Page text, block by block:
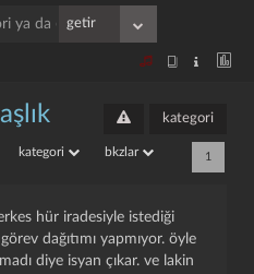
kategori
kategori bkzlar 1
hür iradesiyle istediği
dağıtımı yapmıyor. öyle
diye isyan çıkar. ve lakin